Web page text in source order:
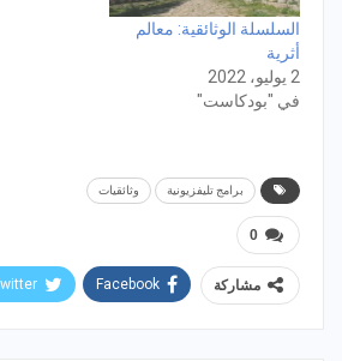
السلسلة الوثائقية: معالم
أثرية
2 يوليو، 2022
في "بودكاست"
برامج تليفزيونية وثائقيات
0
مشاركة Facebook